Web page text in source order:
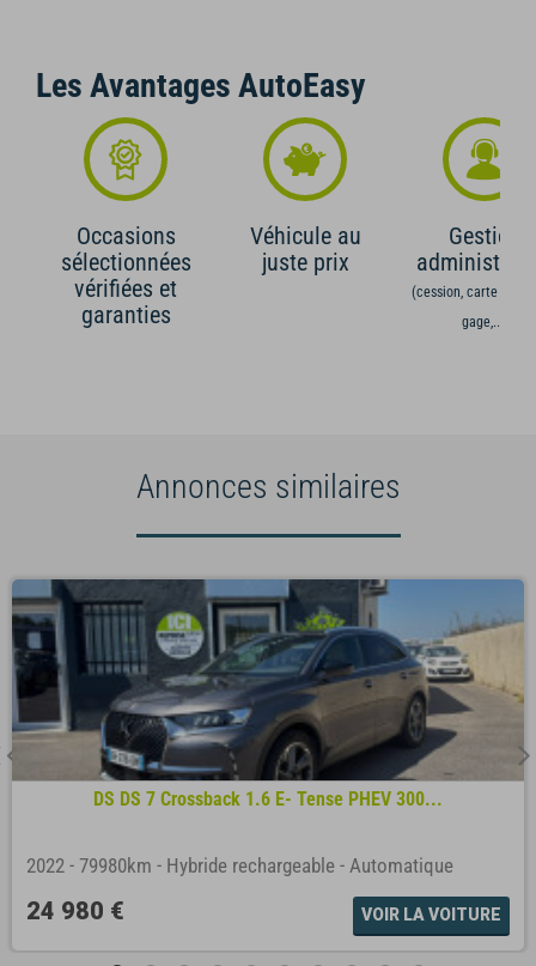
Les Avantages AutoEasy
Occasions
sélectionnées
vérifiées et
garanties
Véhicule au
juste prix
Gestion
(cession, carte grise,
gage,...)
Annonces similaires
DS DS 7 Crossback 1.6 E- Tense PHEV 300...
2022 - 79980km - Hybride rechargeable - Automatique
24 980 € VOIR LA VOITURE